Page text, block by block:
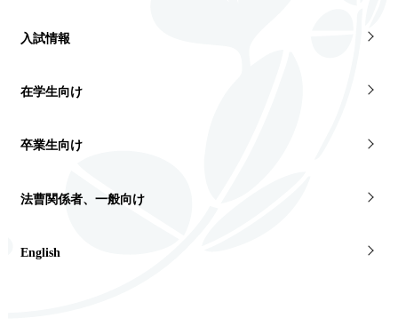
入試情報
在学生向け
卒業生向け
法曹関係者、一般向け
English